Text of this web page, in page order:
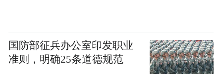
国防部征兵办公室印发职业
准则，明确25条道德规范